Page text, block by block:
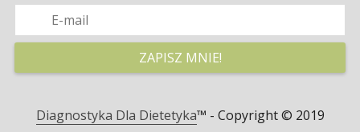
Diagnostyka Dla Dietetyka™ - Copyright © 2019